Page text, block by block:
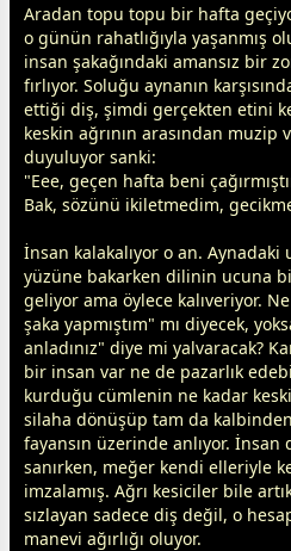
Aradan topu topu bir hafta
o günün rahatlığıyla yaşanmış
insan şakağındaki amansız bir
fırlıyor. Soluğu aynanın
ettiği diş, şimdi gerçekten etini
keskin ağrının arasından muzip
duyuluyor sanki:
"Eee, geçen hafta beni
Bak, sözünü ikiletmedim,
İnsan kalakalıyor o an. Aynadaki
yüzüne bakarken dilinin ucuna
geliyor ama öylece kalıveriyor.
şaka yapmıştım" mı diyecek,
anladınız" diye mi yalvaracak?
bir insan var ne de pazarlık
kurduğu cümlenin ne kadar
silaha dönüşüp tam da
fayansın üzerinde anlıyor. İnsan
sanırken, meğer kendi elleriyle
imzalamış. Ağrı kesiciler bile
sızlayan sadece diş değil, o
manevi ağırlığı oluyor.